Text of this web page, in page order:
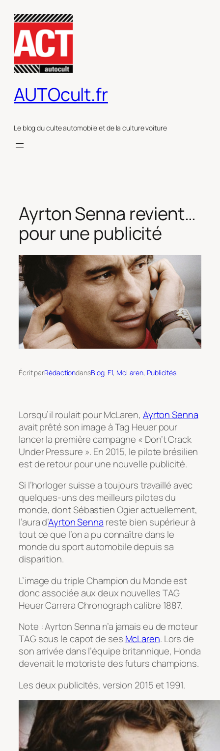
contenu
AUTOcult.fr
Le blog du culte automobile et de la culture voiture
Ayrton Senna revient…
pour une publicité
Écrit parRédactiondansBlog, F1, McLaren, Publicités
Lorsqu’il roulait pour McLaren, Ayrton Senna
avait prêté son image à Tag Heuer pour
lancer la première campagne « Don’t Crack
Under Pressure ». En 2015, le pilote brésilien
est de retour pour une nouvelle publicité.
Si l’horloger suisse a toujours travaillé avec
quelques-uns des meilleurs pilotes du
monde, dont Sébastien Ogier actuellement,
l’aura d’Ayrton Senna reste bien supérieur à
tout ce que l’on a pu connaître dans le
monde du sport automobile depuis sa
disparition.
L’image du triple Champion du Monde est
donc associée aux deux nouvelles TAG
Heuer Carrera Chronograph calibre 1887.
Note : Ayrton Senna n’a jamais eu de moteur
TAG sous le capot de ses McLaren. Lors de
son arrivée dans l’équipe britannique, Honda
devenait le motoriste des futurs champions.
Les deux publicités, version 2015 et 1991.